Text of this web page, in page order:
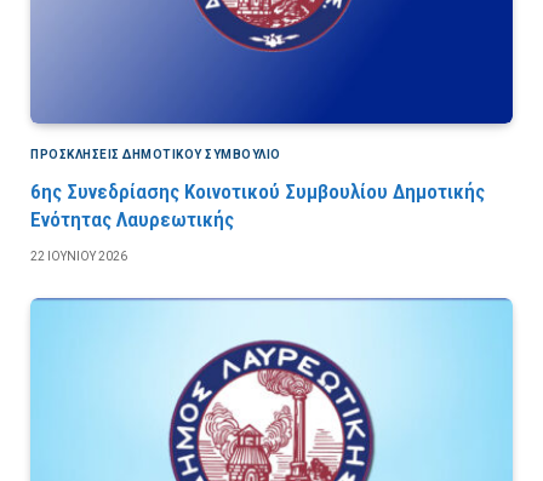
ΠΡΟΣΚΛΉΣΕΙΣ ΔΗΜΟΤΙΚΟΎ ΣΥΜΒΟΎΛΙΟ
6ης Συνεδρίασης Κοινοτικού Συμβουλίου Δημοτικής
Ενότητας Λαυρεωτικής
22 ΙΟΥΝΊΟΥ 2026